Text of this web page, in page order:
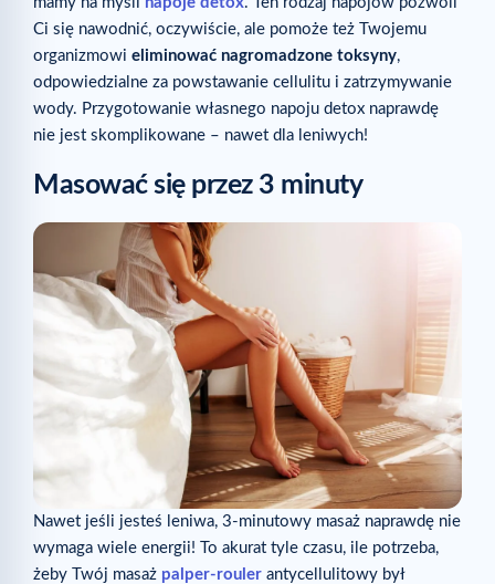
Ci się nawodnić, oczywiście, ale pomoże też Twojemu
organizmowi eliminować nagromadzone toksyny,
odpowiedzialne za powstawanie cellulitu i zatrzymywanie
wody. Przygotowanie własnego napoju detox naprawdę
nie jest skomplikowane – nawet dla leniwych!
Masować się przez 3 minuty
Nawet jeśli jesteś leniwa, 3-minutowy masaż naprawdę nie
wymaga wiele energii! To akurat tyle czasu, ile potrzeba,
żeby Twój masaż palper-rouler antycellulitowy był